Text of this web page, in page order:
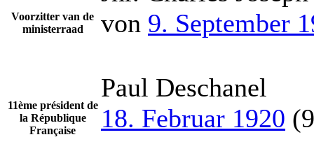
Voorzitter van de
ministerraad
von 9. September
11ème président de
la République
Française
Paul Deschanel
18. Februar 1920